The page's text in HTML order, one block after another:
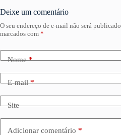
Deixe um comentário
O seu endereço de e-mail não será publicado.
marcados com *
Nome*
E-mail*
Site
Adicionar comentário *